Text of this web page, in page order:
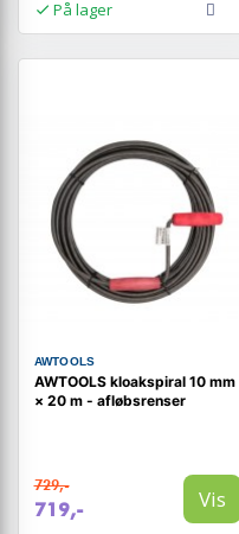
På lager
AWTOOLS
AWTOOLS kloakspiral 10 mm
× 20 m - afløbsrenser
729,-
719,- Vis